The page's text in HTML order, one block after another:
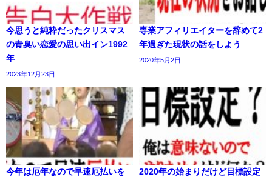
今思うと純粋だったクリスマス
の青臭い恋愛の思い出イン1992
年
2023年12月23日
専業アフィリエイターを辞めて2
年過ぎた現状の話をしよう
2020年5月2日
今年は厄年なので早速厄払いを
2020年の始まりだけど目標設定